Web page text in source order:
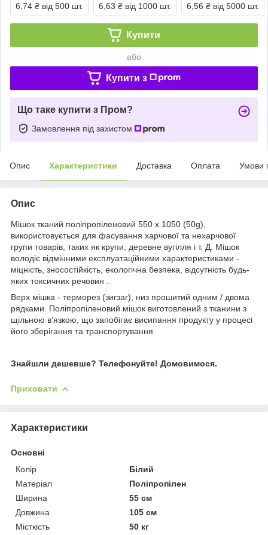
6,74 ₴ від 500 шт. 6,63 ₴ від 1000 шт. 6,56 ₴ від 5000 шт.
Купити
або
Купити з
Що таке купити з Пром?
Замовлення під захистом
Опис Характеристики Доставка Оплата Умови
Опис
Мішок тканий поліпропіленовий 550 x 1050 (50g),
використовується для фасування харчової та нехарчової
групи товарів, таких як крупи, деревне вугілля і т. Д. Мішок
володіє відмінними експлуатаційними характеристиками -
міцність, зносостійкість, екологічна безпека, відсутність будь-
яких токсичних речовин .
Верх мішка - терморез (зигзаг), низ прошитий одним / двома
рядками. Поліпропіленовий мішок виготовлений з тканини з
щільною в'язкою, що запобігає висипання продукту у процесі
його зберігання та транспортування.
Знайшли дешевше? Телефонуйте! Домовимося.
Приховати
Характеристики
Основні
Колір
Білий
Матеріал
Поліпропілен
Ширина
55 см
Довжина
105 см
Місткість
50 кг